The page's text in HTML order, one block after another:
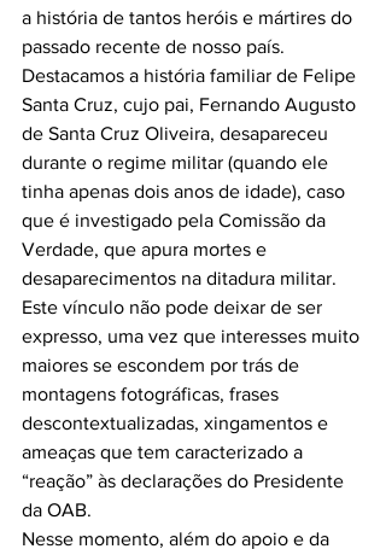
a história de tantos heróis e mártires do
passado recente de nosso país.
Destacamos a história familiar de Felipe
Santa Cruz, cujo pai, Fernando Augusto
de Santa Cruz Oliveira, desapareceu
durante o regime militar (quando ele
tinha apenas dois anos de idade), caso
que é investigado pela Comissão da
Verdade, que apura mortes e
desaparecimentos na ditadura militar.
Este vínculo não pode deixar de ser
expresso, uma vez que interesses muito
maiores se escondem por trás de
montagens fotográficas, frases
descontextualizadas, xingamentos e
ameaças que tem caracterizado a
“reação” às declarações do Presidente
da OAB.
Nesse momento, além do apoio e da